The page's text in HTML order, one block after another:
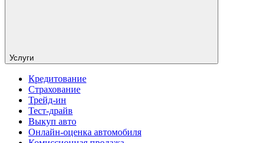
Услуги
Кредитование
Страхование
Трейд-ин
Тест-драйв
Выкуп авто
Онлайн-оценка автомобиля